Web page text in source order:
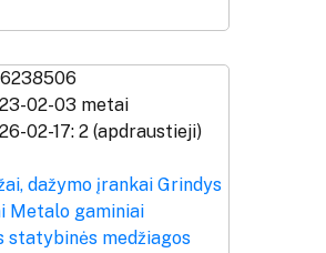
02-03 metai
02-17: 2 (apdraustieji)
dažymo įrankai Grindys
Metalo gaminiai
statybinės medžiagos